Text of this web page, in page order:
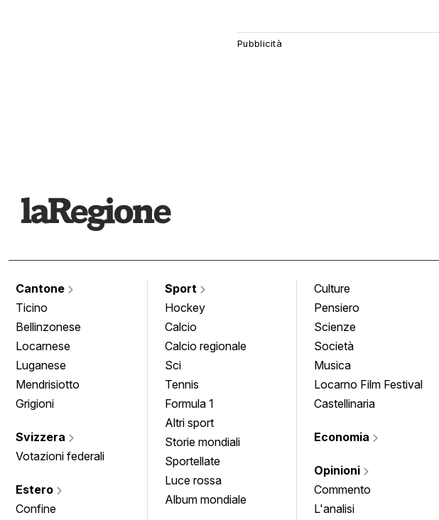
Cantone
Ticino
Bellinzonese
Locarnese
Luganese
Mendrisiotto
Grigioni
Svizzera
Votazioni federali
Estero
Confine
Sport
Hockey
Calcio
Calcio regionale
Sci
Tennis
Formula 1
Altri sport
Storie mondiali
Sportellate
Luce rossa
Album mondiale
Culture
Pensiero
Scienze
Società
Musica
Locarno Film Festival
Castellinaria
Economia
Opinioni
Commento
L'analisi